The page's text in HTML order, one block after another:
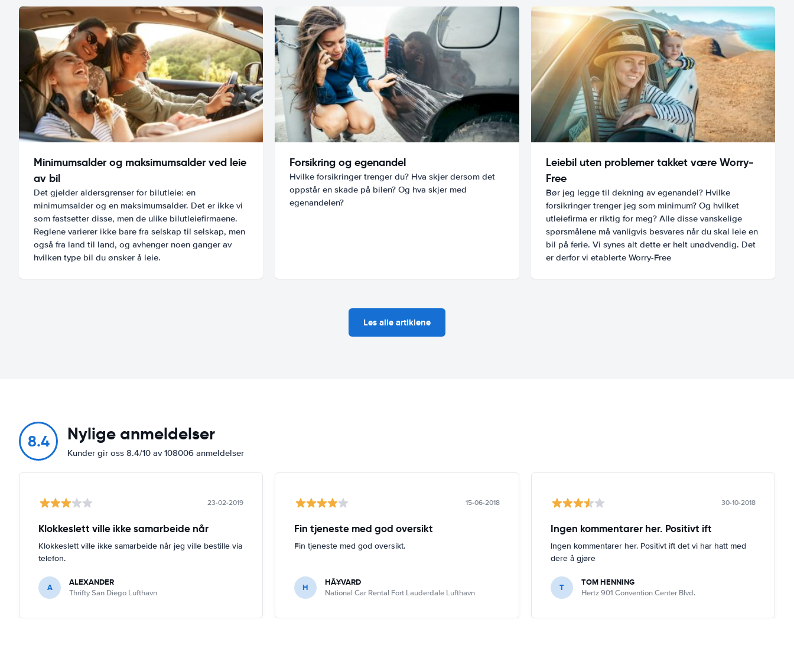
Minimumsalder og maksimumsalder ved leie
av bil
Det gjelder aldersgrenser for bilutleie: en
minimumsalder og en maksimumsalder. Det er ikke vi
som fastsetter disse, men de ulike bilutleiefirmaene.
Reglene varierer ikke bare fra selskap til selskap, men
også fra land til land, og avhenger noen ganger av
hvilken type bil du ønsker å leie.
Forsikring og egenandel
Hvilke forsikringer trenger du? Hva skjer dersom det
oppstår en skade på bilen? Og hva skjer med
egenandelen?
Leiebil uten problemer takket være Worry-
Free
Bør jeg legge til dekning av egenandel? Hvilke
forsikringer trenger jeg som minimum? Og hvilket
utleiefirma er riktig for meg? Alle disse vanskelige
spørsmålene må vanligvis besvares når du skal leie en
bil på ferie. Vi synes alt dette er helt unødvendig. Det
er derfor vi etablerte Worry-Free
Les alle artiklene
8.4 Nylige anmeldelser
Kunder gir oss 8.4/10 av 108006 anmeldelser
23-02-2019
Klokkeslett ville ikke samarbeide når
Klokkeslett ville ikke samarbeide når jeg ville bestille via
telefon.
A ALEXANDER
Thrifty San Diego Lufthavn
15-06-2018
Fin tjeneste med god oversikt
Fin tjeneste med god oversikt.
H HÃ¥VARD
National Car Rental Fort Lauderdale Lufthavn
30-10-2018
Ingen kommentarer her. Positivt ift
Ingen kommentarer her. Positivt ift det vi har hatt med
dere å gjøre
T TOM HENNING
Hertz 901 Convention Center Blvd.